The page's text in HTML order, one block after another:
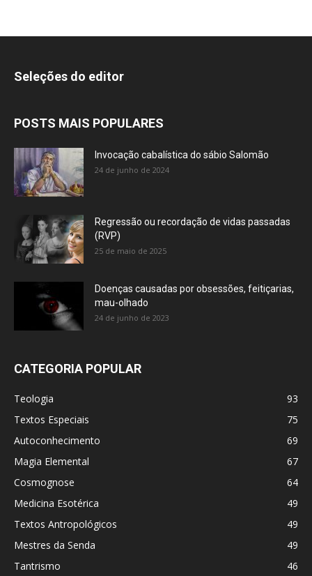
Seleções do editor
POSTS MAIS POPULARES
Invocação cabalística do sábio Salomão
24 de junho de 2024
Regressão ou recordação de vidas passadas
(RVP)
25 de maio de 2025
Doenças causadas por obsessões, feitiçarias,
mau-olhado
24 de junho de 2023
CATEGORIA POPULAR
Teologia
93
Textos Especiais
75
Autoconhecimento
69
Magia Elemental
67
Cosmognose
64
Medicina Esotérica
49
Textos Antropológicos
49
Mestres da Senda
49
Tantrismo
46